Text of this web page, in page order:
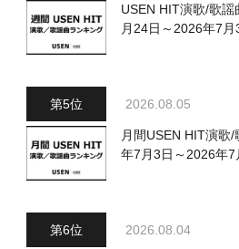
USEN HIT演歌/歌
月24日～2026年7月
2026.08.05
月間USEN HIT演歌
年7月3日～2026年7
2026.08.04